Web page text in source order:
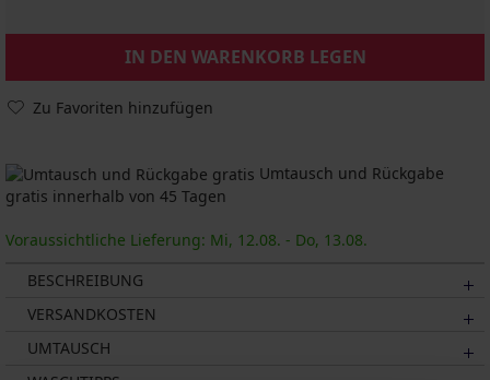
IN DEN WARENKORB LEGEN
Zu Favoriten hinzufügen
Umtausch und Rückgabe
gratis innerhalb von 45 Tagen
Voraussichtliche Lieferung: Mi, 12.08. - Do, 13.08.
BESCHREIBUNG
VERSANDKOSTEN
UMTAUSCH